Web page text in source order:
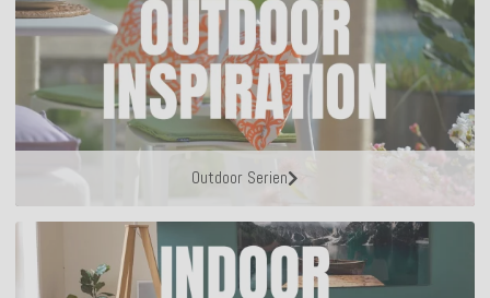
Outdoor Serien